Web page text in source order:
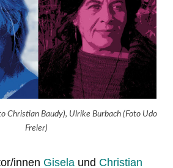
Christian Baudy), Ulrike Burbach (Foto Udo
Freier)
innen Gisela und Christian